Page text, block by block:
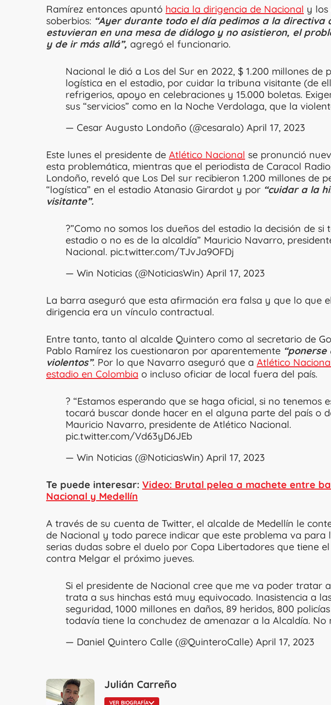
Ramírez entonces apuntó hacia la dirigencia de Nacional y los
soberbios: “Ayer durante todo el día pedimos a la directiva
estuvieran en una mesa de diálogo y no asistieron, el
y de ir más allá”, agregó el funcionario.
Nacional le dió a Los del Sur en 2022, $ 1.200 millones de
logística en el estadio, por cuidar la tribuna visitante (de
refrigerios, apoyo en celebraciones y 15.000 boletas.
sus “servicios” como en la Noche Verdolaga, que la
— Cesar Augusto Londoño (@cesaralo) April 17, 2023
Este lunes el presidente de Atlético Nacional se pronunció
esta problemática, mientras que el periodista de Caracol
Londoño, reveló que Los Del sur recibieron 1.200 millones de
“logística” en el estadio Atanasio Girardot y por “cuidar a la
visitante”.
?”Como no somos los dueños del estadio la decisión de si
estadio o no es de la alcaldía” Mauricio Navarro,
Nacional. pic.twitter.com/TJvJa9OFDj
— Win Noticias (@NoticiasWin) April 17, 2023
La barra aseguró que esta afirmación era falsa y que lo que
dirigencia era un vínculo contractual.
Entre tanto, tanto al alcalde Quintero como al secretario de
Pablo Ramírez los cuestionaron por aparentemente
violentos”. Por lo que Navarro aseguró que a Atlético
estadio en Colombia o incluso oficiar de local fuera del país.
? “Estamos esperando que se haga oficial, si no tenemos
tocará buscar donde hacer en el alguna parte del país o
Mauricio Navarro, presidente de Atlético Nacional.
pic.twitter.com/Vd63yD6JEb
— Win Noticias (@NoticiasWin) April 17, 2023
Te puede interesar: Video: Brutal pelea a machete entre
Nacional y Medellín
A través de su cuenta de Twitter, el alcalde de Medellín le
de Nacional y todo parece indicar que este problema va para
serias dudas sobre el duelo por Copa Libertadores que tiene
contra Melgar el próximo jueves.
Si el presidente de Nacional cree que me va poder tratar
trata a sus hinchas está muy equivocado. Inasistencia a
seguridad, 1000 millones en daños, 89 heridos, 800
todavía tiene la conchudez de amenazar a la Alcaldía. No
— Daniel Quintero Calle (@QuinteroCalle) April 17, 2023
Julián Carreño
VER BIOGRAFÍA